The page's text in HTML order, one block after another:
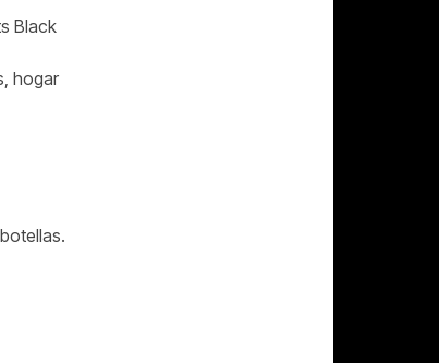
Black
hogar